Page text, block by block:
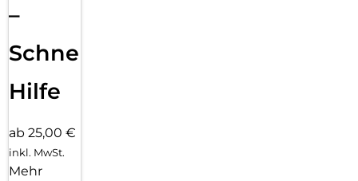
–
Schnelle
Hilfe
ab 25,00 €
inkl. MwSt.
Mehr